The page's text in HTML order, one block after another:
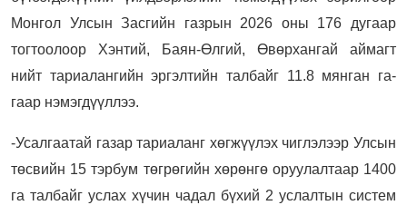
Монгол Улсын Засгийн газрын 2026 оны 176 дугаар
тогтоолоор Хэнтий, Баян-Өлгий, Өвөрхангай аймагт
нийт тариалангийн эргэлтийн талбайг 11.8 мянган га-
гаар нэмэгдүүллээ.
-Усалгаатай газар тариаланг хөгжүүлэх чиглэлээр Улсын
төсвийн 15 тэрбум төгрөгийн хөрөнгө оруулалтаар 1400
га талбайг услах хүчин чадал бүхий 2 услалтын систем